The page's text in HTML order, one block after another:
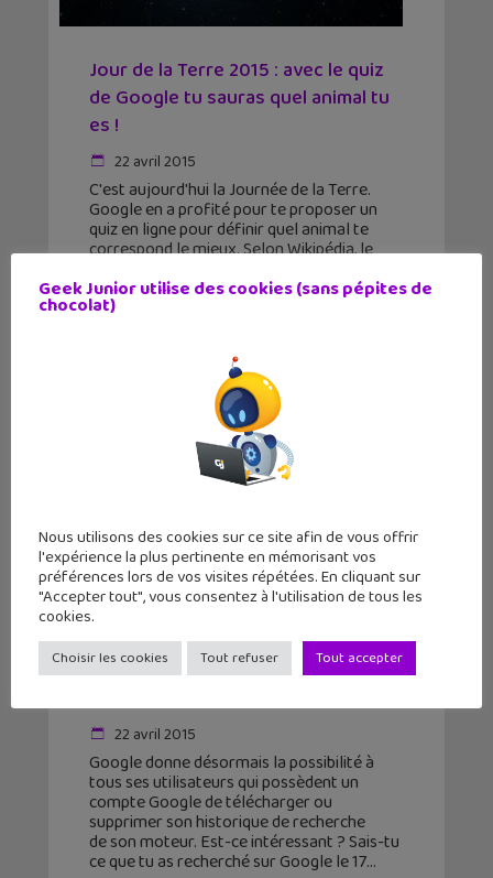
Jour de la Terre 2015 : avec le quiz
de Google tu sauras quel animal tu
es !
22 avril 2015
C'est aujourd'hui la Journée de la Terre.
Google en a profité pour te proposer un
quiz en ligne pour définir quel animal te
correspond le mieux. Selon Wikipédia, le
Google : Comment télécharger ou
supprimer son historique de
22 avril 2015
Google donne désormais la possibilité à
tous ses utilisateurs qui possèdent un
compte Google de télécharger ou
supprimer son historique de recherche
de son moteur. Est-ce intéressant ? Sais-tu
ce que tu as recherché sur Google le 17
Geek Junior utilise des cookies (sans pépites de
chocolat)
Nous utilisons des cookies sur ce site afin de vous offrir
l'expérience la plus pertinente en mémorisant vos
préférences lors de vos visites répétées. En cliquant sur
"Accepter tout", vous consentez à l'utilisation de tous les
cookies.
Choisir les cookies Tout refuser Tout accepter